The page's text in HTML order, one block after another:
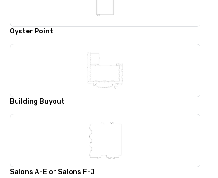
Oyster Point
Building Buyout
Salons A-E or Salons F-J